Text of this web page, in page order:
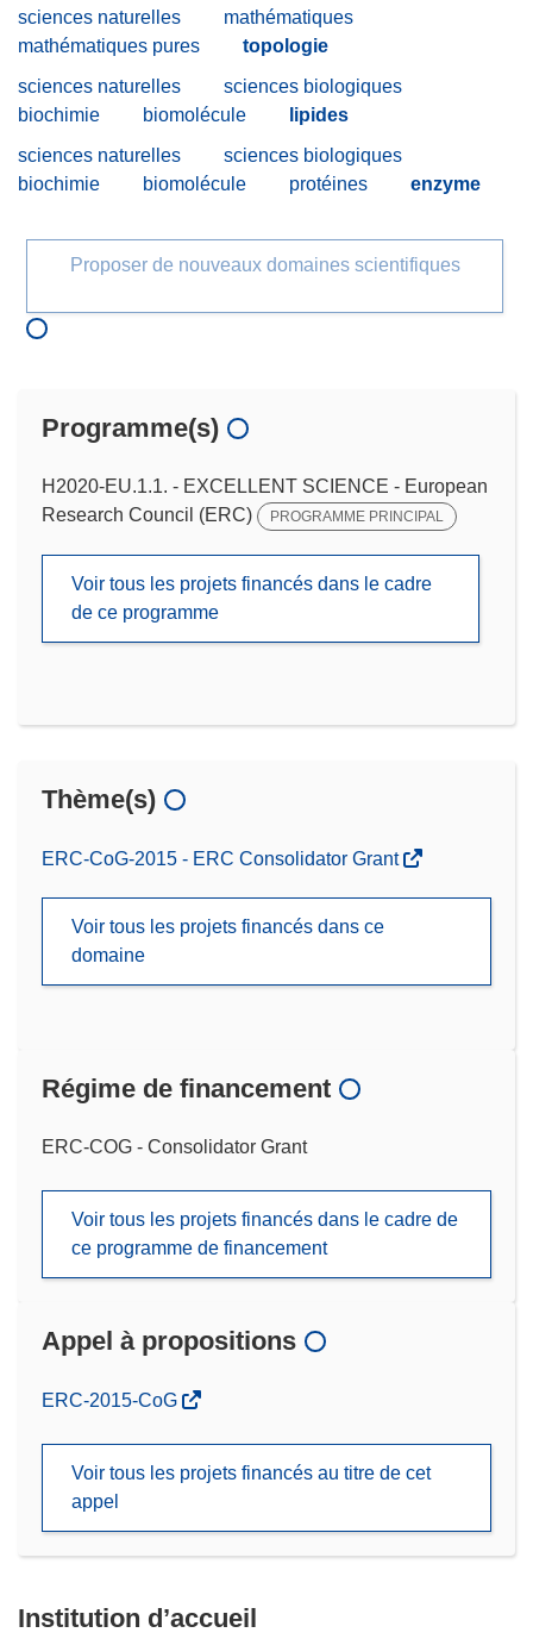
sciences naturelles
mathématiques
mathématiques pures
topologie
sciences naturelles
sciences biologiques
biochimie
biomolécule
lipides
sciences naturelles
sciences biologiques
biochimie
biomolécule protéines enzyme
Proposer de nouveaux domaines scientifiques
Programme(s)
H2020-EU.1.1. - EXCELLENT SCIENCE - European
Research Council (ERC)
PROGRAMME PRINCIPAL
Voir tous les projets financés dans le cadre
de ce programme
Thème(s)
ERC-CoG-2015 - ERC Consolidator Grant
Voir tous les projets financés dans ce
domaine
Régime de financement
ERC-COG - Consolidator Grant
Voir tous les projets financés dans le cadre de
ce programme de financement
Appel à propositions
(s’ouvre
nouvelle
fenêtre)
ERC-2015-CoG
Voir tous les projets financés au titre de cet
appel
Institution d’accueil